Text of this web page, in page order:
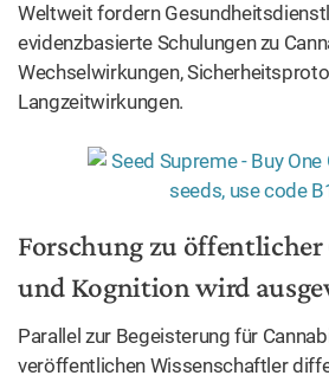
Weltweit fordern
evidenzbasierte Schulungen zu
Wechselwirkungen,
Langzeitwirkungen.
Forschung zu öffentlicher
und Kognition wird
Parallel zur Begeisterung für
veröffentlichen Wissenschaftler